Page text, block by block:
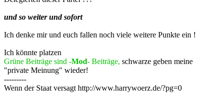
und so weiter und sofort
Ich denke mir und euch fallen noch viele weitere Punkte ein !
Ich könnte platzen
Grüne Beiträge sind -Mod- Beiträge, schwarze geben meine
"private Meinung" wieder!
---------
Wenn der Staat versagt http://www.harrywoerz.de/?pg=0